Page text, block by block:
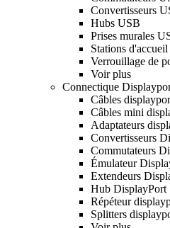
Convertisseurs
Hubs USB
Prises murales
Stations
Verrouillage de
Voir plus
Connectique
Câbles
Câbles mini
Adaptateurs
Convertisseurs
Commutateurs
Émulateur
Extendeurs
Hub DisplayPort
Répéteur
Splitters